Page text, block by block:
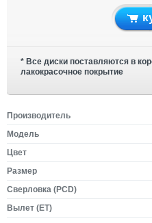
* Все диски поставляются в
лакокрасочное покрытие
Производитель
Модель
Цвет
Размер
Сверловка (PCD)
Вылет (ET)